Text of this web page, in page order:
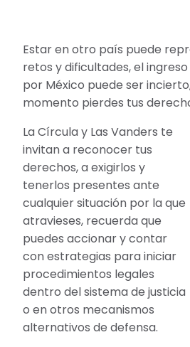
Estar en otro país puede
retos y dificultades, el
por México puede ser
momento pierdes tus
La Círcula y Las Vanders te
invitan a reconocer tus
derechos, a exigirlos y
tenerlos presentes ante
cualquier situación por la que
atravieses, recuerda que
puedes accionar y contar
con estrategias para iniciar
procedimientos legales
dentro del sistema de justicia
o en otros mecanismos
alternativos de defensa.